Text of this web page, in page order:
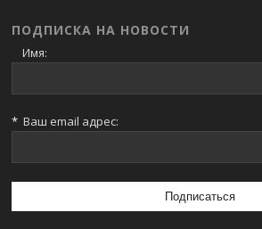
ПОДПИСКА НА НОВОСТИ
Имя:
* Ваш email адрес: